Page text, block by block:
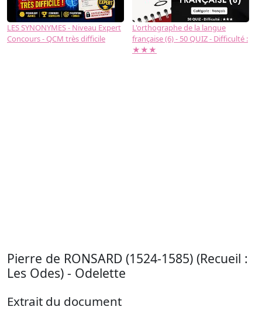
LES SYNONYMES - Niveau Expert
Concours - QCM très difficile
L'orthographe de la langue
française (6) - 50 QUIZ - Difficulté :
★★★
Pierre de RONSARD (1524-1585) (Recueil :
Les Odes) - Odelette
Extrait du document